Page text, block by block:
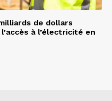
de dollars
à l’électricité en